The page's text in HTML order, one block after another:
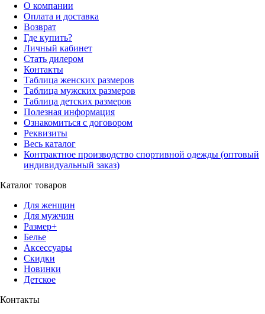
О компании
Оплата и доставка
Возврат
Где купить?
Личный кабинет
Стать дилером
Контакты
Таблица женских размеров
Таблица мужских размеров
Таблица детских размеров
Полезная информация
Ознакомиться с договором
Реквизиты
Весь каталог
Контрактное производство спортивной одежды (оптовый
индивидуальный заказ)
Каталог товаров
Для женщин
Для мужчин
Размер+
Белье
Аксессуары
Скидки
Новинки
Детское
Контакты